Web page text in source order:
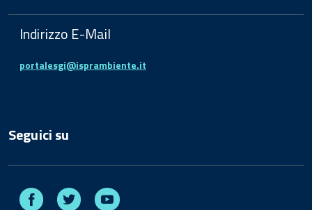
Indirizzo E-Mail
portalesgi@isprambiente.it
Seguici su
Facebook Twitter